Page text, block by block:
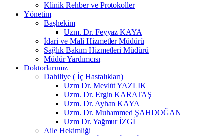
Klinik Rehber ve Protokoller
Yönetim
Başhekim
Uzm. Dr. Feyyaz KAYA
İdari ve Mali Hizmetler Müdürü
Sağlık Bakım Hizmetleri Müdürü
Müdür Yardımcısı
Doktorlarımız
Dahiliye ( İç Hastalıkları)
Uzm Dr. Mevlüt YAZLIK
Uzm. Dr. Ergin KARATAŞ
Uzm. Dr. Ayhan KAYA
Uzm. Dr. Muhammed ŞAHDOĞAN
Uzm Dr. Yağmur İZGİ
Aile Hekimliği